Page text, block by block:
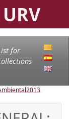
for
2013